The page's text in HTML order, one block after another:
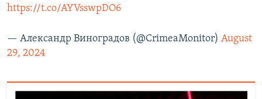
https://t.co/AYVsswpDO6
— Александр Виноградов (@CrimeaMonitor) August
29, 2024